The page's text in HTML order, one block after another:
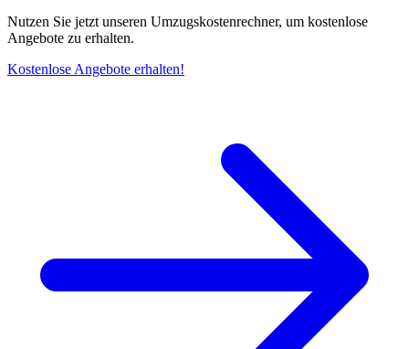
Nutzen Sie jetzt unseren Umzugskostenrechner, um kostenlose
Angebote zu erhalten.
Kostenlose Angebote erhalten!